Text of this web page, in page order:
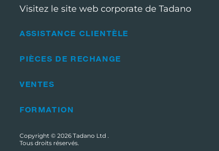
ASSISTANCE CLIENTÈLE
PIÈCES DE RECHANGE
VENTES
FORMATION
Visitez le site web corporate de Tadano
Copyright © 2026 Tadano Ltd .
Tous droits réservés.